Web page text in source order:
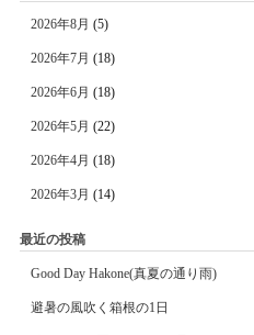
2026年8月 (5)
2026年7月 (18)
2026年6月 (18)
2026年5月 (22)
2026年4月 (18)
2026年3月 (14)
最近の投稿
Good Day Hakone(真夏の通り雨)
避暑の風吹く箱根の1日